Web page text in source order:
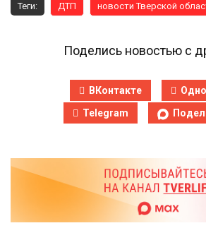
Теги: ДТП новости Тверской
Поделись новостью с
ВКонтакте
Telegram